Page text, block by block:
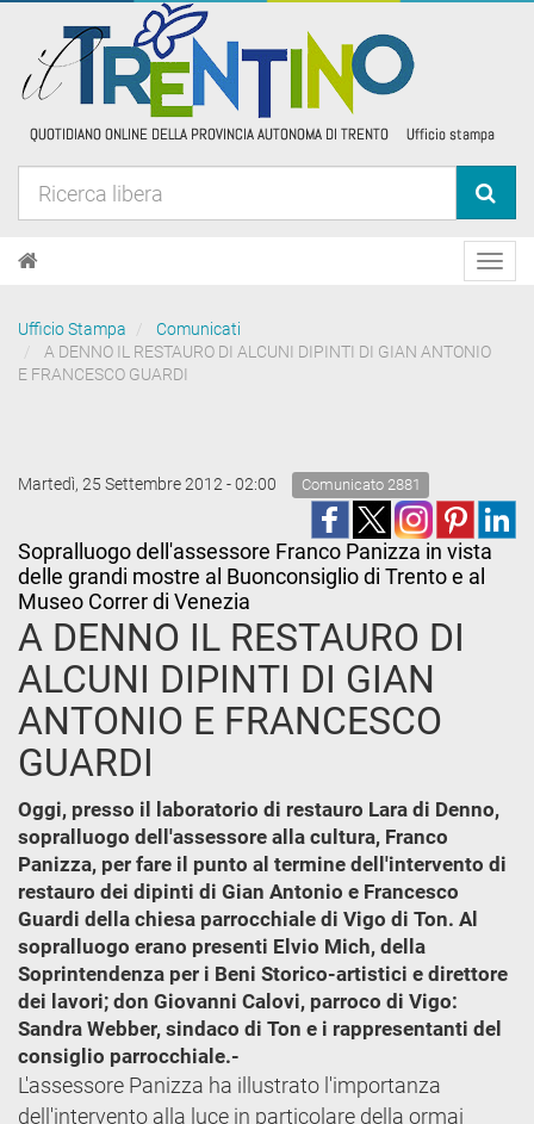
Ufficio Stampa
Comunicati
A DENNO IL RESTAURO DI ALCUNI DIPINTI DI GIAN ANTONIO
E FRANCESCO GUARDI
Martedì, 25 Settembre 2012 - 02:00 Comunicato 2881
Sopralluogo dell'assessore Franco Panizza in vista
delle grandi mostre al Buonconsiglio di Trento e al
Museo Correr di Venezia
A DENNO IL RESTAURO DI
ALCUNI DIPINTI DI GIAN
ANTONIO E FRANCESCO
GUARDI
Oggi, presso il laboratorio di restauro Lara di Denno,
sopralluogo dell'assessore alla cultura, Franco
Panizza, per fare il punto al termine dell'intervento di
restauro dei dipinti di Gian Antonio e Francesco
Guardi della chiesa parrocchiale di Vigo di Ton. Al
sopralluogo erano presenti Elvio Mich, della
Soprintendenza per i Beni Storico-artistici e direttore
dei lavori; don Giovanni Calovi, parroco di Vigo:
Sandra Webber, sindaco di Ton e i rappresentanti del
consiglio parrocchiale.-
L'assessore Panizza ha illustrato l'importanza
dell'intervento alla luce in particolare della ormai